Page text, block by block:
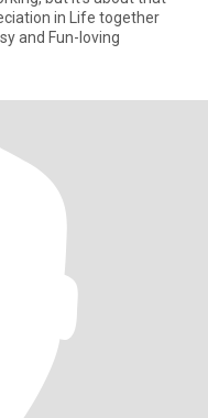
in Life together
and Fun-loving